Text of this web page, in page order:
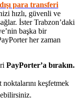
para transferi
hızlı, güvenli ve
İster Trabzon’daki
başka bir
her zaman
PayPorter’a bırakın.
keşfetmek